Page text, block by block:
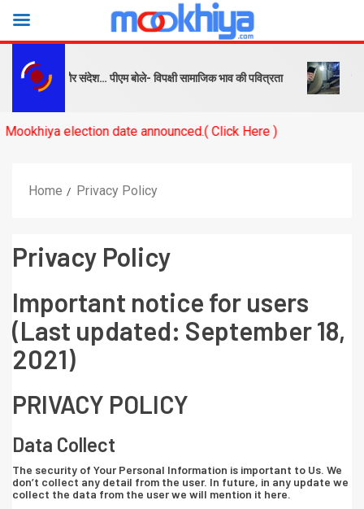
को सबक और संदेश… पीएम बोले- विपक्षी सामाजिक भाव की पवित्रता
election date announced.( Click Here )
Home Privacy Policy
Privacy Policy
Important notice for users
(Last updated: September 18,
2021)
PRIVACY POLICY
Data Collect
The security of Your Personal Information is important to Us. We
don’t collect any detail from the user. In future, in any update we
collect the data from the user we will mention it here.